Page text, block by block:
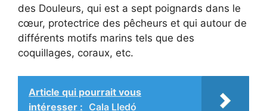
des Douleurs, qui est a sept poignards dans le
cœur, protectrice des pêcheurs et qui autour de
différents motifs marins tels que des
coquillages, coraux, etc.
Article qui pourrait vous
intéresser : Cala Lledó